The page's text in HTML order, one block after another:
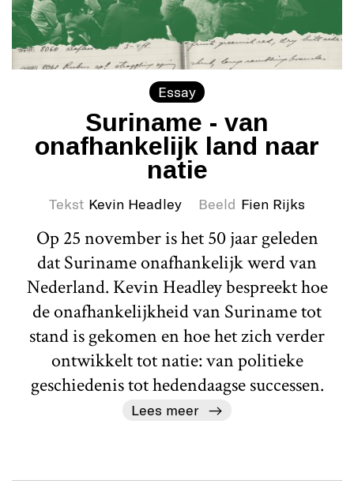
Essay
Suriname - van
onafhankelijk land naar
natie
Tekst Kevin Headley Beeld Fien Rijks
Op 25 november is het 50 jaar geleden
dat Suriname onafhankelijk werd van
Nederland. Kevin Headley bespreekt hoe
de onafhankelijkheid van Suriname tot
stand is gekomen en hoe het zich verder
ontwikkelt tot natie: van politieke
geschiedenis tot hedendaagse successen.
Lees meer